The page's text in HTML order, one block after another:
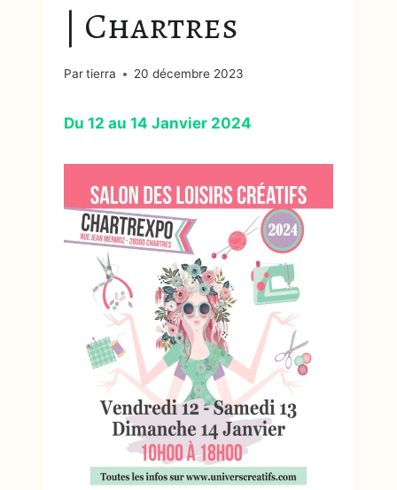
| Chartres
Partierra 20 décembre 2023
Du 12 au 14 Janvier 2024